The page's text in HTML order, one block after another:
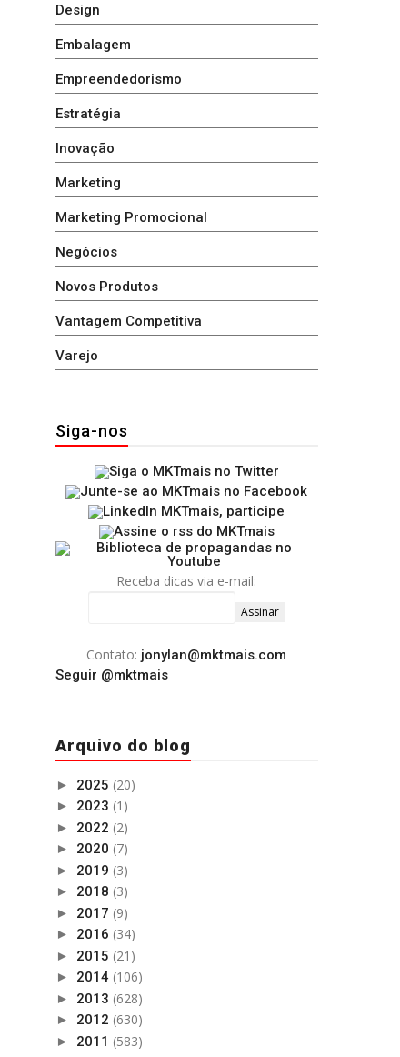
Design
Embalagem
Empreendedorismo
Estratégia
Inovação
Marketing
Marketing Promocional
Negócios
Novos Produtos
Vantagem Competitiva
Varejo
Siga-nos
Receba dicas via e-mail:
Contato: jonylan@mktmais.com
Seguir @mktmais
Arquivo do blog
► 2025 (20)
► 2023 (1)
► 2022 (2)
► 2020 (7)
► 2019 (3)
► 2018 (3)
► 2017 (9)
► 2016 (34)
► 2015 (21)
► 2014 (106)
► 2013 (628)
► 2012 (630)
► 2011 (583)